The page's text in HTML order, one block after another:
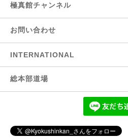
極真館チャンネル
お問い合わせ
INTERNATIONAL
総本部道場